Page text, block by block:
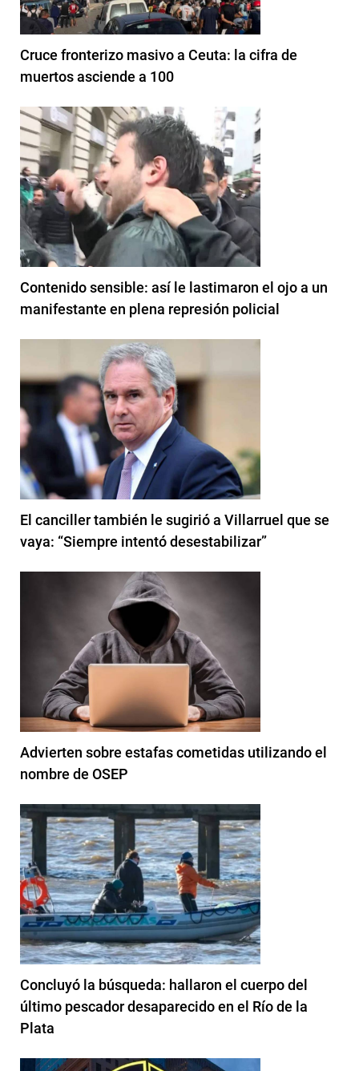
Cruce fronterizo masivo a Ceuta: la cifra de
muertos asciende a 100
Contenido sensible: así le lastimaron el ojo a un
manifestante en plena represión policial
El canciller también le sugirió a Villarruel que se
vaya: “Siempre intentó desestabilizar”
Advierten sobre estafas cometidas utilizando el
nombre de OSEP
Concluyó la búsqueda: hallaron el cuerpo del
último pescador desaparecido en el Río de la
Plata